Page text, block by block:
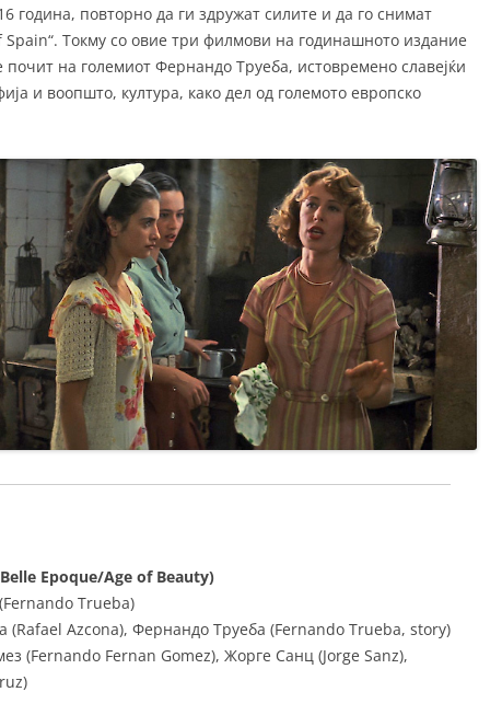
година, повторно да ги здружат силите и да го снимат
Spain“. Токму со овие три филмови на годинашното издание
на големиот Фернандо Труеба, истовремено славејќи
и воопшто, култура, како дел од големото европско
Epoque/Age of Beauty)
Trueba)
(Rafael Azcona), Фернандо Труеба (Fernando Trueba, story)
(Fernando Fernan Gomez), Жорге Санц (Jorge Sanz),